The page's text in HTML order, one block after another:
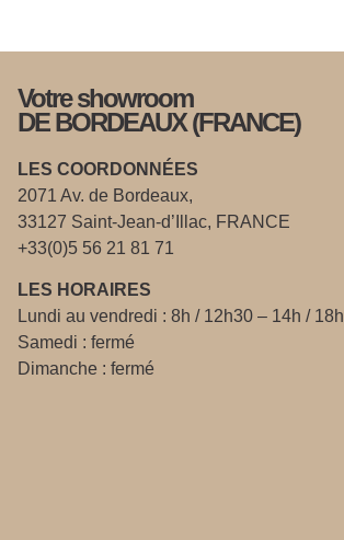
Votre showroom
DE BORDEAUX (FRANCE)
LES COORDONNÉES
2071 Av. de Bordeaux,
33127 Saint-Jean-d’Illac, FRANCE
+33(0)5 56 21 81 71
LES HORAIRES
Lundi au vendredi : 8h / 12h30 – 14h / 18h
Samedi : fermé
Dimanche : fermé